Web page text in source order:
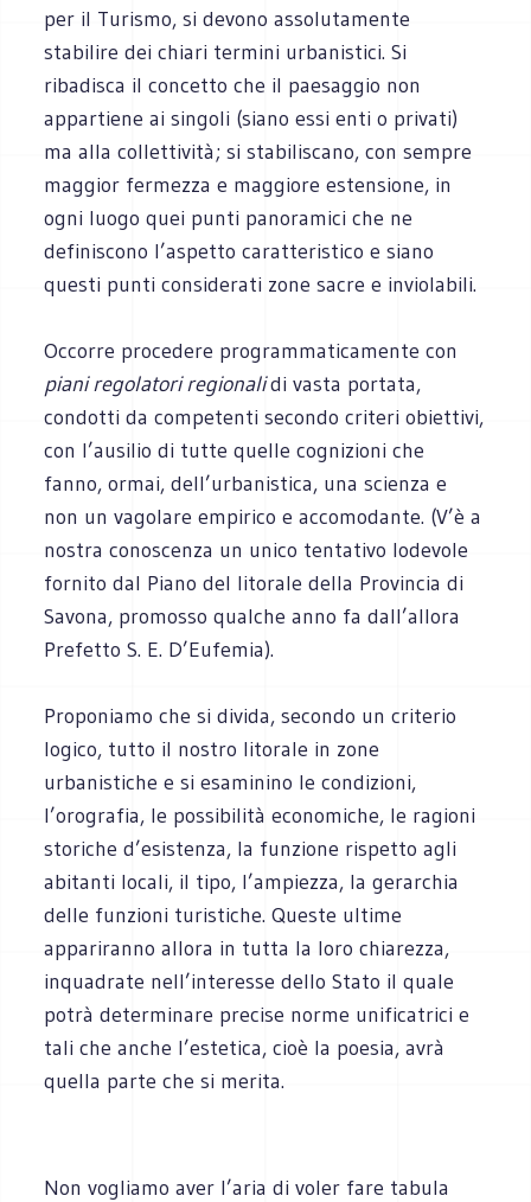
per il Turismo, si devono assolutamente
stabilire dei chiari termini urbanistici. Si
ribadisca il concetto che il paesaggio non
appartiene ai singoli (siano essi enti o privati)
ma alla collettività; si stabiliscano, con sempre
maggior fermezza e maggiore estensione, in
ogni luogo quei punti panoramici che ne
definiscono l’aspetto caratteristico e siano
questi punti considerati zone sacre e inviolabili.
Occorre procedere programmaticamente con
piani regolatori regionalidi vasta portata,
condotti da competenti secondo criteri obiettivi,
con l’ausilio di tutte quelle cognizioni che
fanno, ormai, dell’urbanistica, una scienza e
non un vagolare empirico e accomodante. (V’è a
nostra conoscenza un unico tentativo lodevole
fornito dal Piano del litorale della Provincia di
Savona, promosso qualche anno fa dall’allora
Prefetto S. E. D’Eufemia).
Proponiamo che si divida, secondo un criterio
logico, tutto il nostro litorale in zone
urbanistiche e si esaminino le condizioni,
l’orografia, le possibilità economiche, le ragioni
storiche d’esistenza, la funzione rispetto agli
abitanti locali, il tipo, l’ampiezza, la gerarchia
delle funzioni turistiche. Queste ultime
appariranno allora in tutta la loro chiarezza,
inquadrate nell’interesse dello Stato il quale
potrà determinare precise norme unificatrici e
tali che anche l’estetica, cioè la poesia, avrà
quella parte che si merita.
Non vogliamo aver l’aria di voler fare tabula